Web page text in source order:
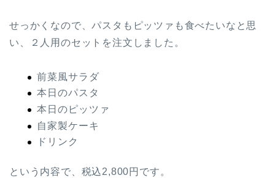
せっかくなので、パスタもピッツァも食べたいなと思
い、２人用のセットを注文しました。
前菜風サラダ
本日のパスタ
本日のピッツァ
自家製ケーキ
ドリンク
という内容で、税込2,800円です。